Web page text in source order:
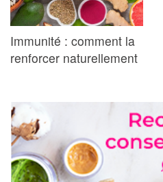
Immunité : comment la
renforcer naturellement